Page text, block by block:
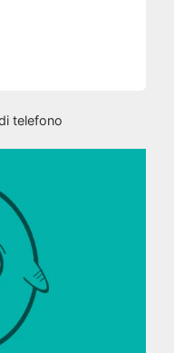
telefono